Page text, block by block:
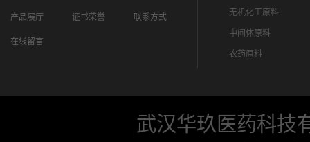
产品展厅 证书荣誉 联系方式
在线留言
无机化工原料
中间体原料
农药原料
武汉华玖医药科技